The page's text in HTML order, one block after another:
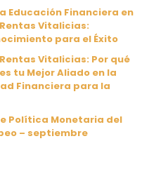
Educación Financiera en
Vitalicias:
para el Éxito
Vitalicias: Por qué
tu Mejor Aliado en la
Financiera para la
Política Monetaria del
– septiembre